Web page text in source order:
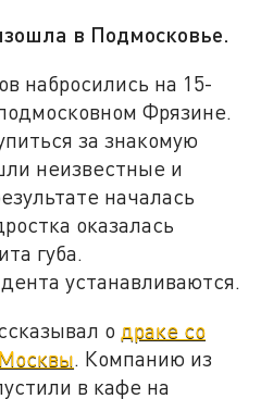
в Подмосковье.
набросились на 15-
Фрязине.
за знакомую
неизвестные и
началась
оказалась
губа.
устанавливаются.
о драке со
. Компанию из
в кафе на